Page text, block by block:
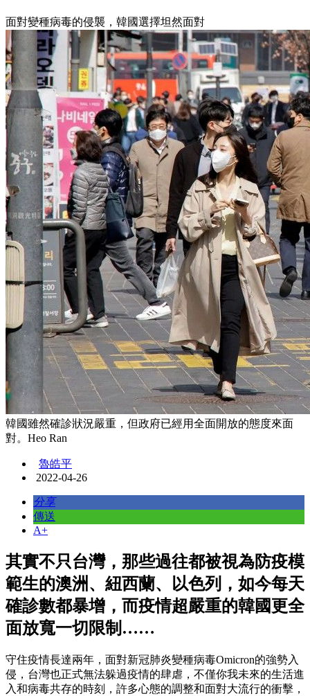
面對變種病毒的侵襲，韓國選擇坦然面對
韓國雖然確診狀況嚴重，但政府已經用全面開放的態度來面
對。Heo Ran
魯皓平
2022-04-26
分享
傳送
A+
其實不只台灣，那些過往都被視為防疫模
範生的澳洲、紐西蘭、以色列，如今每天
確診數都暴增，而疫情超嚴重的韓國更全
面放寬一切限制……
守住疫情長達兩年，面對新冠肺炎變種病毒Omicron的強勢入
侵，台灣也正式無法躲過疫情的肆虐，不僅你我未來的生活進
入和病毒共存的時刻，許多心態的調整和面對大流行的衝擊，